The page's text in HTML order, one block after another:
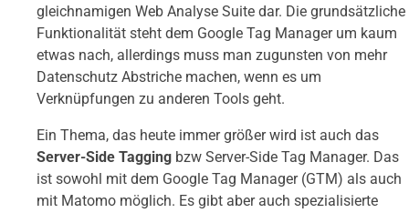
gleichnamigen Web Analyse Suite dar. Die grundsätzliche
Funktionalität steht dem Google Tag Manager um kaum
etwas nach, allerdings muss man zugunsten von mehr
Datenschutz Abstriche machen, wenn es um
Verknüpfungen zu anderen Tools geht.
Ein Thema, das heute immer größer wird ist auch das
Server-Side Tagging bzw Server-Side Tag Manager. Das
ist sowohl mit dem Google Tag Manager (GTM) als auch
mit Matomo möglich. Es gibt aber auch spezialisierte